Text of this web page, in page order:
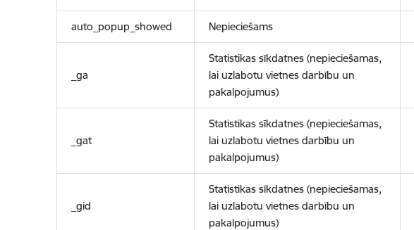
auto_popup_showed Nepieciešams
_ga
Statistikas sīkdatnes (nepieciešamas,
lai uzlabotu vietnes darbību un
pakalpojumus)
_gat
Statistikas sīkdatnes (nepieciešamas,
lai uzlabotu vietnes darbību un
pakalpojumus)
_gid
Statistikas sīkdatnes (nepieciešamas,
lai uzlabotu vietnes darbību un
pakalpojumus)